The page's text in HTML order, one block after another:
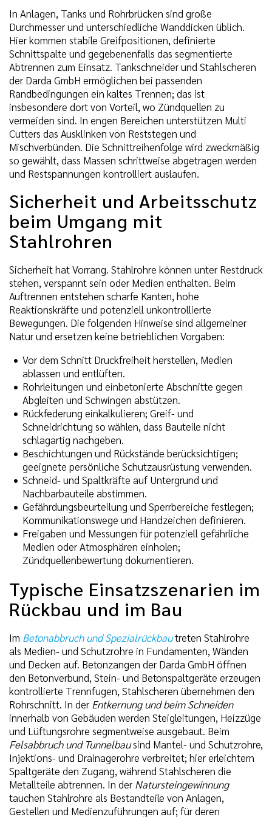
In Anlagen, Tanks und Rohrbrücken sind große
Durchmesser und unterschiedliche Wanddicken üblich.
Hier kommen stabile Greifpositionen, definierte
Schnittspalte und gegebenenfalls das segmentierte
Abtrennen zum Einsatz. Tankschneider und Stahlscheren
der Darda GmbH ermöglichen bei passenden
Randbedingungen ein kaltes Trennen; das ist
insbesondere dort von Vorteil, wo Zündquellen zu
vermeiden sind. In engen Bereichen unterstützen Multi
Cutters das Ausklinken von Reststegen und
Mischverbünden. Die Schnittreihenfolge wird zweckmäßig
so gewählt, dass Massen schrittweise abgetragen werden
und Restspannungen kontrolliert auslaufen.
Sicherheit und Arbeitsschutz
beim Umgang mit
Stahlrohren
Sicherheit hat Vorrang. Stahlrohre können unter Restdruck
stehen, verspannt sein oder Medien enthalten. Beim
Auftrennen entstehen scharfe Kanten, hohe
Reaktionskräfte und potenziell unkontrollierte
Bewegungen. Die folgenden Hinweise sind allgemeiner
Natur und ersetzen keine betrieblichen Vorgaben:
Vor dem Schnitt Druckfreiheit herstellen, Medien
ablassen und entlüften.
Rohrleitungen und einbetonierte Abschnitte gegen
Abgleiten und Schwingen abstützen.
Rückfederung einkalkulieren; Greif- und
Schneidrichtung so wählen, dass Bauteile nicht
schlagartig nachgeben.
Beschichtungen und Rückstände berücksichtigen;
geeignete persönliche Schutzausrüstung verwenden.
Schneid- und Spaltkräfte auf Untergrund und
Nachbarbauteile abstimmen.
Gefährdungsbeurteilung und Sperrbereiche festlegen;
Kommunikationswege und Handzeichen definieren.
Freigaben und Messungen für potenziell gefährliche
Medien oder Atmosphären einholen;
Zündquellenbewertung dokumentieren.
Typische Einsatzszenarien im
Rückbau und im Bau
Im Betonabbruch und Spezialrückbautreten Stahlrohre
als Medien- und Schutzrohre in Fundamenten, Wänden
und Decken auf. Betonzangen der Darda GmbH öffnen
den Betonverbund, Stein- und Betonspaltgeräte erzeugen
kontrollierte Trennfugen, Stahlscheren übernehmen den
Rohrschnitt. In der Entkernung und beim Schneiden
innerhalb von Gebäuden werden Steigleitungen, Heizzüge
und Lüftungsrohre segmentweise ausgebaut. Beim
Felsabbruch und Tunnelbausind Mantel- und Schutzrohre,
Injektions- und Drainagerohre verbreitet; hier erleichtern
Spaltgeräte den Zugang, während Stahlscheren die
Metallteile abtrennen. In der Natursteingewinnung
tauchen Stahlrohre als Bestandteile von Anlagen,
Gestellen und Medienzuführungen auf; für deren